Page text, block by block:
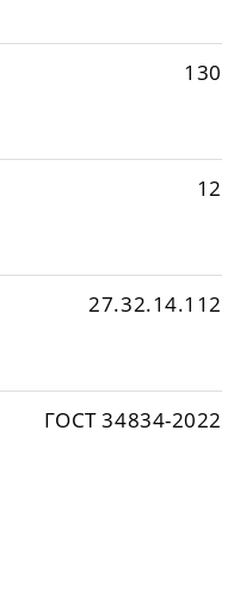
130
12
27.32.14.112
ГОСТ 34834-2022